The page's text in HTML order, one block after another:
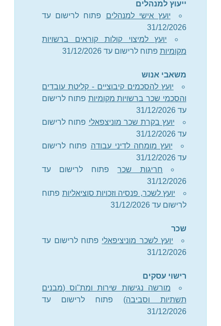
ייעוץ למנהלים
יועץ אישי למנהלים פתוח לרישום עד
31/12/2026
יועץ למיצוי קולות קוראים ברשויות
מקומיות פתוח לרישום עד 31/12/2026
משאבי אנוש
יועץ להסכמים קיבוציים - קליטת עובדים
והסכמי שכר ברשויות מקומיות פתוח לרישום
עד 31/12/2026
יועץ בקרת שכר מוניצפאלי פתוח לרישום
עד 31/12/2026
יועץ מומחה לדיני עבודה פתוח לרישום
עד 31/12/2026
חריגות שכר פתוח לרישום עד
31/12/2026
יועץ לשכר, פנסיה וזכויות סוציאליות פתוח
לרישום עד 31/12/2026
שכר
יועץ לשכר מוניציפאלי פתוח לרישום עד
31/12/2026
רישוי עסקים
מורשה נגישות שירות ומת"וס (מבנים
תשתיות וסביבה) פתוח לרישום עד
31/12/2026